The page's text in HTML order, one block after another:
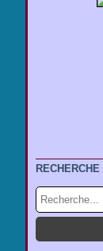
RECHERCHE